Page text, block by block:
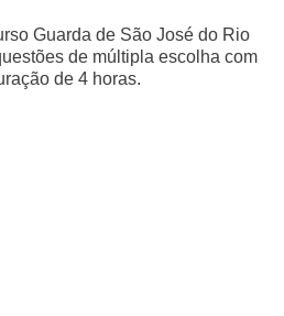
Guarda de São José do Rio
de múltipla escolha com
de 4 horas.